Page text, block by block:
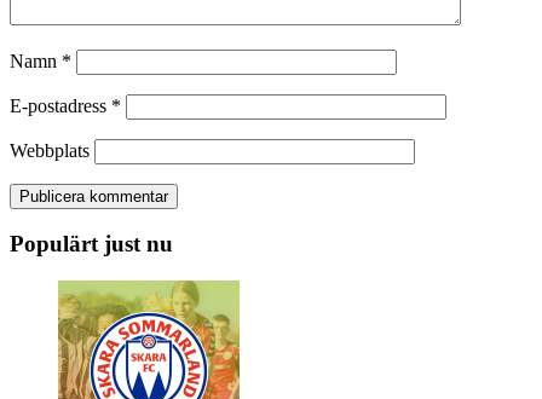
Namn *
E-postadress *
Webbplats
Populärt just nu